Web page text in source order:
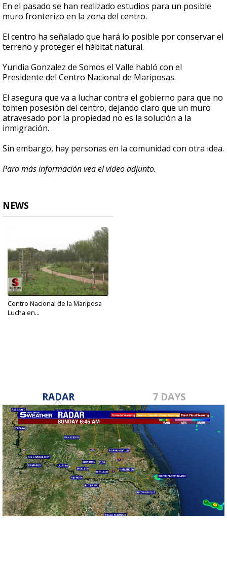
En el pasado se han realizado estudios para un posible
muro fronterizo en la zona del centro.
El centro ha señalado que hará lo posible por conservar el
terreno y proteger el hábitat natural.
Yuridia Gonzalez de Somos el Valle habló con el
Presidente del Centro Nacional de Mariposas.
El asegura que va a luchar contra el gobierno para que no
tomen posesión del centro, dejando claro que un muro
atravesado por la propiedad no es la solución a la
inmigración.
Sin embargo, hay personas en la comunidad con otra idea.
Para más información vea el video adjunto.
NEWS
Centro Nacional de la Mariposa
Lucha en...
RADAR 7 DAYS